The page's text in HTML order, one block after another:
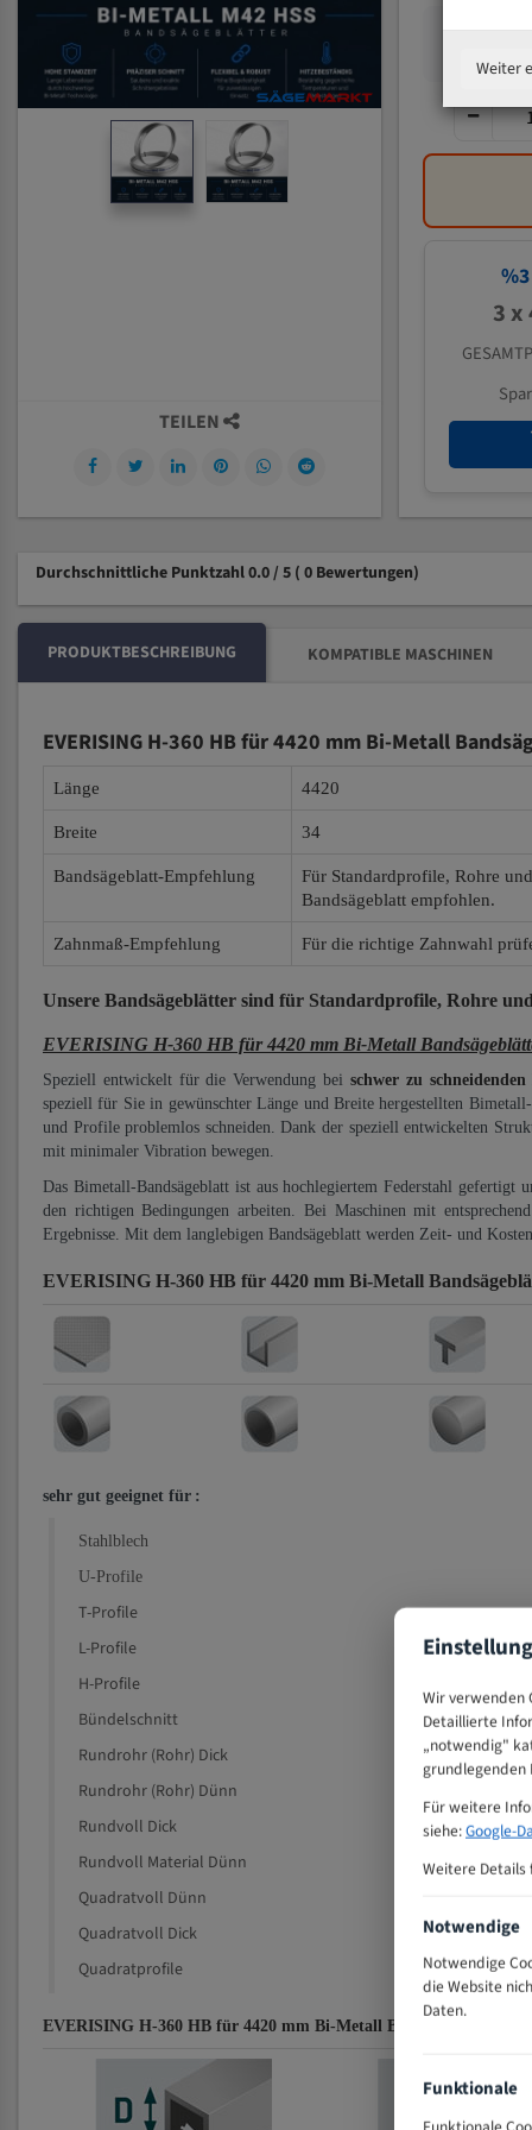
%3
3 x
TEILEN
Durchschnittliche Punktzahl 0.0 / 5 ( 0 Bewertungen)
PRODUKTBESCHREIBUNG KOMPATIBLE MASCHINEN
EVERISING H-360 HB für 4420 mm Bi-Metall
Länge 4420
Breite 34
Bandsägeblatt-Empfehlung
Für Standardprofile, Rohre
Bandsägeblatt empfohlen.
Zahnmaß-Empfehlung Für die richtige Zahnwahl
Unsere Bandsägeblätter sind für Standardprofile, Rohre
EVERISING H-360 HB für 4420 mm Bi-Metall
Speziell entwickelt für die Verwendung bei schwer zu
speziell für Sie in gewünschter Länge und Breite hergestellten
und Profile problemlos schneiden. Dank der speziell entwickelten
mit minimaler Vibration bewegen.
Das Bimetall-Bandsägeblatt ist aus hochlegiertem Federstahl
den richtigen Bedingungen arbeiten. Bei Maschinen mit
Ergebnisse. Mit dem langlebigen Bandsägeblatt werden Zeit- und
EVERISING H-360 HB für 4420 mm Bi-Metall
sehr gut geeignet für :
Stahlblech
U-Profile
T-Profile
L-Profile
H-Profile
Bündelschnitt
Rundrohr (Rohr) Dick
Rundrohr (Rohr) Dünn
Rundvoll Dick
Rundvoll Material Dünn
Quadratvoll Dünn
Quadratvoll Dick
Quadratprofile
EVERISING H-360 HB für 4420 mm Bi-Metall Bandsägeblätter
Weiter
Wir verwenden
Detaillierte
„notwendig"
grundlegenden
Für weitere
siehe:Google-
Weitere Details
Notwendige
Notwendige
die Website
Daten.
Funktionale